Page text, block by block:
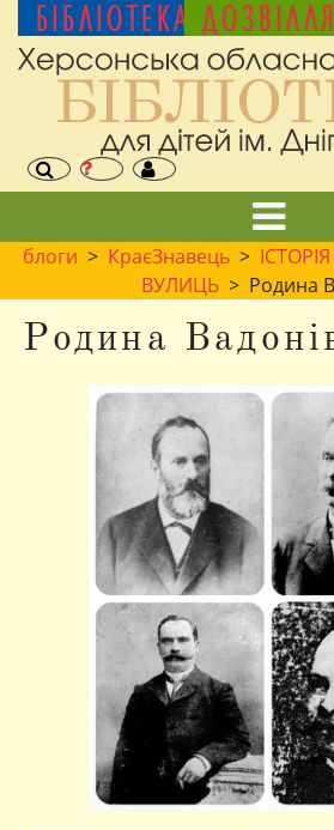
БІБЛІОТЕКА ДОЗВІЛЛЯ
блоги > КраєЗнавець>
ВУЛИЦЬ> Родина
Родина